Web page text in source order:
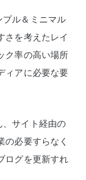
ル＆ミニマル
さを考えたレイ
ク率の高い場所
ィアに必要な要
サイト経由の
の必要すらなく
ログを更新すれ